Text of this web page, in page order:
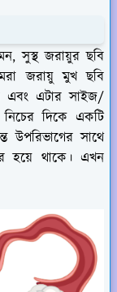
সুস্থ জরায়ুর ছবি
জরায়ু মুখ ছবি
এবং এটার সাইজ/
দিকে একটি
উপরিভাগের সাথে
হয়ে থাকে। এখন